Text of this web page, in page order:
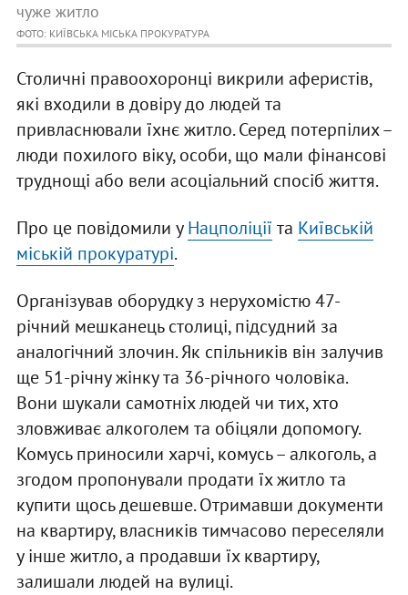
чуже житло
ФОТО: КИЇВСЬКА МІСЬКА ПРОКУРАТУРА
Столичні правоохоронці викрили аферистів,
які входили в довіру до людей та
привласнювали їхнє житло. Серед потерпілих –
люди похилого віку, особи, що мали фінансові
труднощі або вели асоціальний спосіб життя.
Про це повідомили уНацполіції та Київській
міській прокуратурі.
Організував оборудку з нерухомістю 47-
річний мешканець столиці, підсудний за
аналогічний злочин. Як спільників він залучив
ще 51-річну жінку та 36-річного чоловіка.
Вони шукали самотніх людей чи тих, хто
зловживає алкоголем та обіцяли допомогу.
Комусь приносили харчі, комусь – алкоголь, а
згодом пропонували продати їх житло та
купити щось дешевше. Отримавши документи
на квартиру, власників тимчасово переселяли
у інше житло, а продавши їх квартиру,
залишали людей на вулиці.